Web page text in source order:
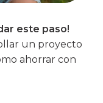
este paso!
un proyecto
ahorrar con